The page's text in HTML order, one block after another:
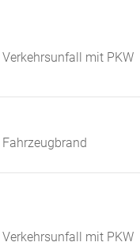
Verkehrsunfall mit PKW
Fahrzeugbrand
Verkehrsunfall mit PKW